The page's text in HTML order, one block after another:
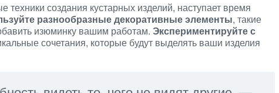
техники создания кустарных изделий, наступает время
разнообразные декоративные элементы, такие
изюминку вашим работам. Экспериментируйте с
сочетания, которые будут выделять ваши изделия